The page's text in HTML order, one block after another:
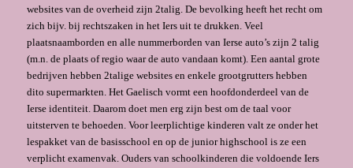
websites van de overheid zijn 2talig. De bevolking heeft het recht om
zich bijv. bij rechtszaken in het Iers uit te drukken. Veel
plaatsnaamborden en alle nummerborden van Ierse auto’s zijn 2 talig
(m.n. de plaats of regio waar de auto vandaan komt). Een aantal grote
bedrijven hebben 2talige websites en enkele grootgrutters hebben
dito supermarkten. Het Gaelisch vormt een hoofdonderdeel van de
Ierse identiteit. Daarom doet men erg zijn best om de taal voor
uitsterven te behoeden. Voor leerplichtige kinderen valt ze onder het
lespakket van de basisschool en op de junior highschool is ze een
verplicht examenvak. Ouders van schoolkinderen die voldoende Iers